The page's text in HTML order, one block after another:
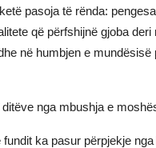
pasoja të rënda:
që përfshijnë gjoba deri
në humbjen e mundësisë
nga mbushja e
ka pasur përpjekje nga